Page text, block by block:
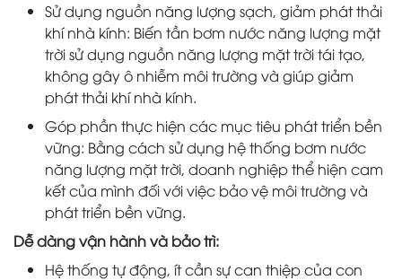
Sử dụng nguồn năng lượng sạch, giảm phát thải
khí nhà kính: Biến tần bơm nước năng lượng mặt
trời sử dụng nguồn năng lượng mặt trời tái tạo,
không gây ô nhiễm môi trường và giúp giảm
phát thải khí nhà kính.
Góp phần thực hiện các mục tiêu phát triển bền
vững: Bằng cách sử dụng hệ thống bơm nước
năng lượng mặt trời, doanh nghiệp thể hiện cam
kết của mình đối với việc bảo vệ môi trường và
phát triển bền vững.
Dễ dàng vận hành và bảo trì:
Hệ thống tự động, ít cần sự can thiệp của con